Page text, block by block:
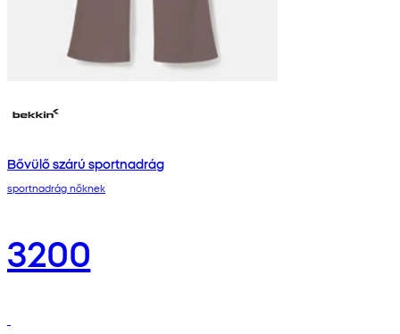
Bővülő szárú sportnadrág
sportnadrág nőknek
3200